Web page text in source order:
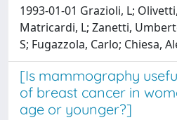
1993-01-01 Grazioli, L;
Matricardi, L; Zanetti,
S; Fugazzola, Carlo; Chiesa,
[Is mammography
of breast cancer in
age or younger?]